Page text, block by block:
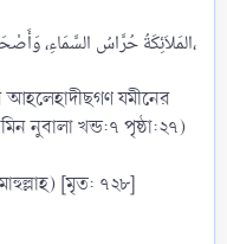
المَلاَئِكَةُ حُرَّاسُ السَّمَاءِ، وَأَصْحَابُ الحَدِيْثِ حُرَّاسُ الْأَرْضِ،​
যমীনের
নুবালা খন্ড:৭ পৃষ্ঠা:২৭)
[মৃত: ৭২৮]